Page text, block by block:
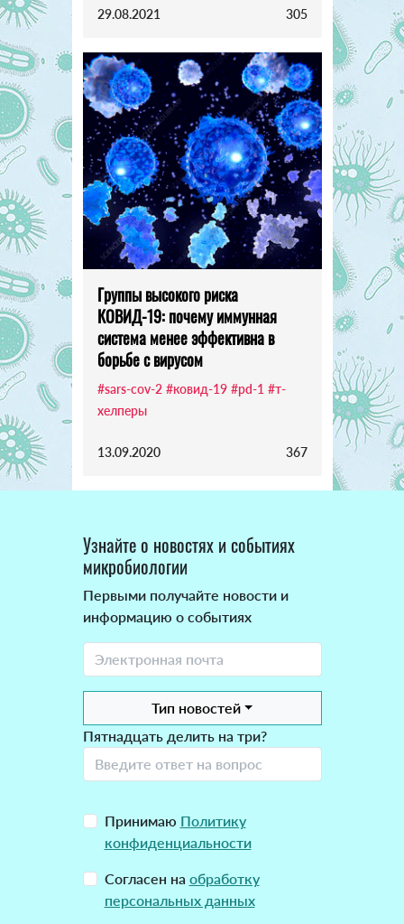
29.08.2021 305
Группы высокого риска
КОВИД-19: почему иммунная
система менее эффективна в
борьбе с вирусом
#sars-cov-2 #ковид-19 #pd-1 #т-
хелперы
13.09.2020 367
Узнайте о новостях и событиях
микробиологии
Первыми получайте новости и
информацию о событиях
Тип новостей
Пятнадцать делить на три?
Принимаю Политику
конфиденциальности
Согласен на обработку
персональных данных